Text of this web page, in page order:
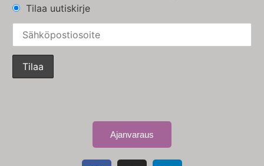
Tilaa uutiskirje
Ajanvaraus